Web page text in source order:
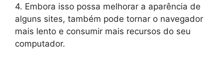
4. Embora isso possa melhorar a aparência de
alguns sites, também pode tornar o navegador
mais lento e consumir mais recursos do seu
computador.